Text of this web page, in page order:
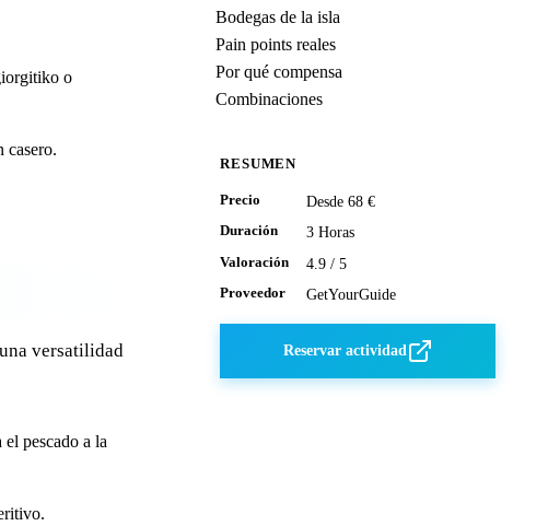
o
casero.
versatilidad
pescado a la
Bodegas de la isla
Pain points reales
Por qué compensa
Combinaciones
RESUMEN
Precio Desde 68 €
Duración 3 Horas
Valoración 4.9 / 5
Proveedor GetYourGuide
Reservar actividad